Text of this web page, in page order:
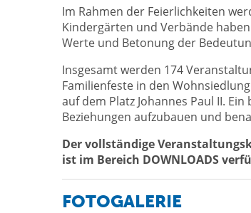
Im Rahmen der Feierlichkeiten
Kindergärten und Verbände
Werte und Betonung der
Insgesamt werden 174
Familienfeste in den
auf dem Platz Johannes Paul II.
Beziehungen aufzubauen und
Der vollständige
ist im Bereich DOWNLOADS
FOTOGALERIE